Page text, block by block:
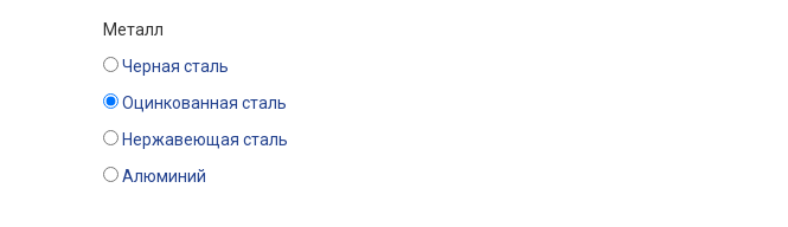
Металл
Черная сталь
Оцинкованная сталь
Нержавеющая сталь
Алюминий